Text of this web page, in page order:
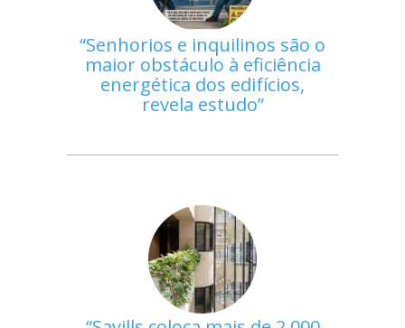
Senhorios e inquilinos são o
maior obstáculo à eficiência
energética dos edifícios,
revela estudo